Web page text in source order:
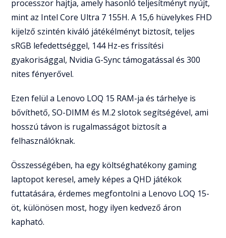
processzor hajtja, amely hasonló teljesítményt nyújt,
mint az Intel Core Ultra 7 155H. A 15,6 hüvelykes FHD
kijelző szintén kiváló játékélményt biztosít, teljes
sRGB lefedettséggel, 144 Hz-es frissítési
gyakorisággal, Nvidia G-Sync támogatással és 300
nites fényerővel.
Ezen felül a Lenovo LOQ 15 RAM-ja és tárhelye is
bővíthető, SO-DIMM és M.2 slotok segítségével, ami
hosszú távon is rugalmasságot biztosít a
felhasználóknak.
Összességében, ha egy költséghatékony gaming
laptopot keresel, amely képes a QHD játékok
futtatására, érdemes megfontolni a Lenovo LOQ 15-
öt, különösen most, hogy ilyen kedvező áron
kapható.